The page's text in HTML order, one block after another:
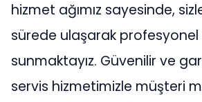
hizmet ağımız sayesinde,
sürede ulaşarak
sunmaktayız. Güvenilir ve
servis hizmetimizle müşteri